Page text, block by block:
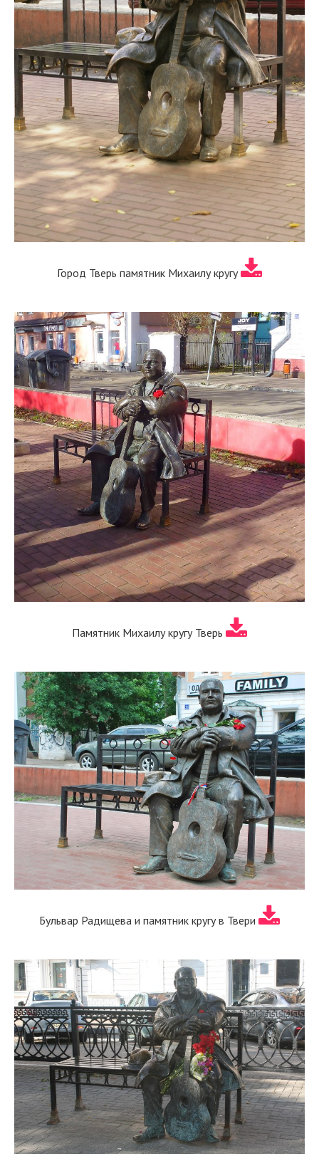
Город Тверь памятник Михаилу кругу
Памятник Михаилу кругу Тверь
Бульвар Радищева и памятник кругу в Твери